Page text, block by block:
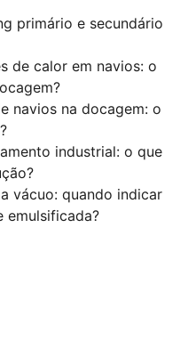
primário e secundário
de calor em navios: o
navios na docagem: o
industrial: o que
vácuo: quando indicar
emulsificada?